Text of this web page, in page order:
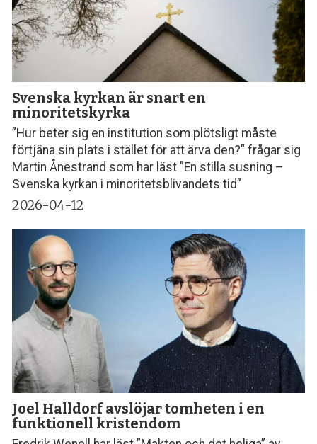
Svenska kyrkan är snart en
minoritetskyrka
”Hur beter sig en institution som plötsligt måste
förtjäna sin plats i stället för att ärva den?” frågar sig
Martin Ånestrand som har läst ”En stilla susning –
Svenska kyrkan i minoritetsblivandets tid”
2026-04-12
Joel Halldorf avslöjar tomheten i en
funktionell kristendom